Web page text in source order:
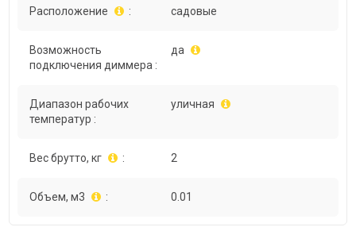
Расположение : садовые
Возможность
подключения диммера :
да
Диапазон рабочих
температур :
уличная
Вес брутто, кг : 2
Объем, м3 : 0.01